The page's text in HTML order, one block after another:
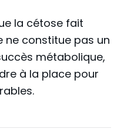
la cétose fait
ne constitue pas un
métabolique,
à la place pour